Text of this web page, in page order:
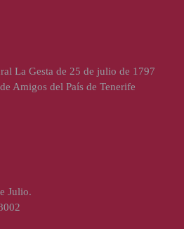
La Gesta de 25 de julio de 1797
Amigos del País de Tenerife
Julio.